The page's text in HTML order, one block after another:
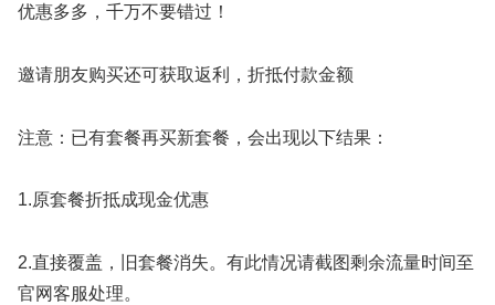
优惠多多，千万不要错过！
邀请朋友购买还可获取返利，折抵付款金额
注意：已有套餐再买新套餐，会出现以下结果：
1.原套餐折抵成现金优惠
2.直接覆盖，旧套餐消失。有此情况请截图剩余流量时间至
官网客服处理。